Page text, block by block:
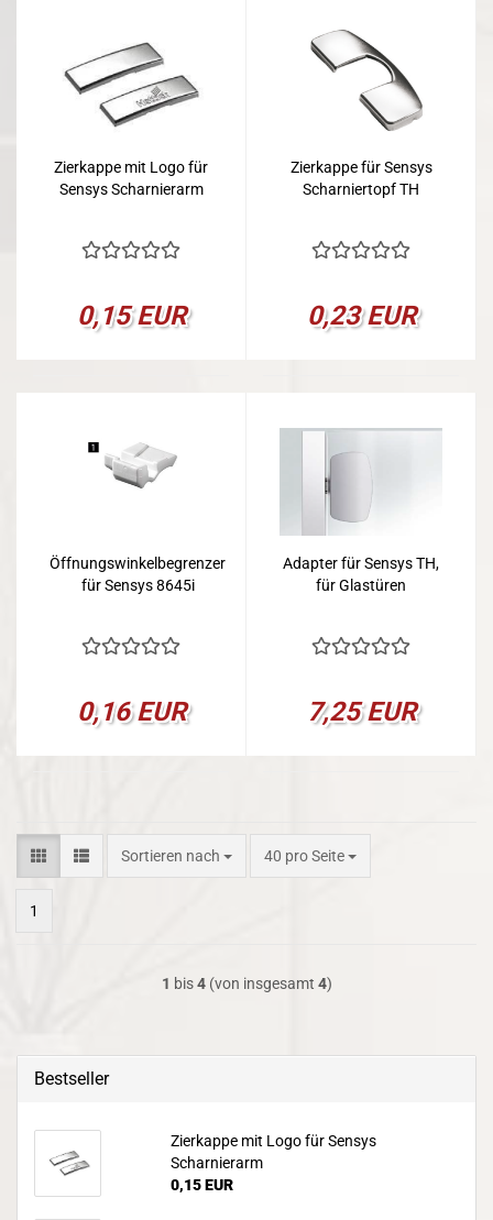
Zierkappe mit Logo für
Sensys Scharnierarm
0,15 EUR
Zierkappe für Sensys
Scharniertopf TH
0,23 EUR
Öffnungswinkelbegrenzer
für Sensys 8645i
0,16 EUR
Adapter für Sensys TH,
für Glastüren
7,25 EUR
Sortieren nach
Sortieren nach 40 pro Seite
pro Seite
1
1 bis4(von insgesamt 4)
Bestseller
Zierkappe mit Logo für Sensys
Scharnierarm
0,15 EUR